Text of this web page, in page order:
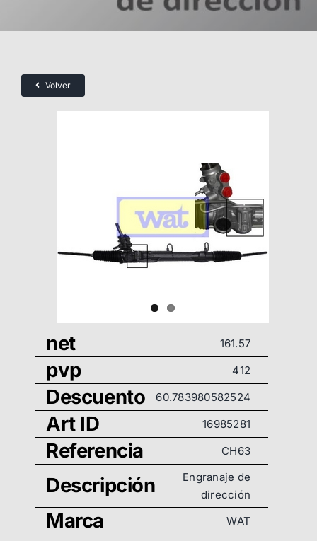
Volver
net 161.57
pvp 412
Descuento 60.783980582524
Art ID 16985281
Referencia CH63
Descripción
Engranaje de
dirección
Marca WAT